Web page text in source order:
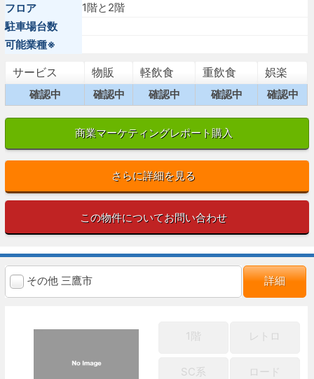
フロア
1階と2階
駐車場台数
可能業種※
サービス 物販 軽飲食 重飲食 娯楽
確認中 確認中 確認中 確認中 確認中
商業マーケティングレポート購入
さらに詳細を見る
この物件についてお問い合わせ
その他 三鷹市 詳細
1階 レトロ
SC系 ロード